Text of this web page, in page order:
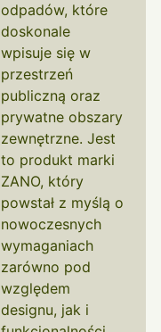
odpadów, które
doskonale
wpisuje się w
przestrzeń
publiczną oraz
prywatne obszary
zewnętrzne. Jest
to produkt marki
ZANO, który
powstał z myślą o
nowoczesnych
wymaganiach
zarówno pod
względem
designu, jak i